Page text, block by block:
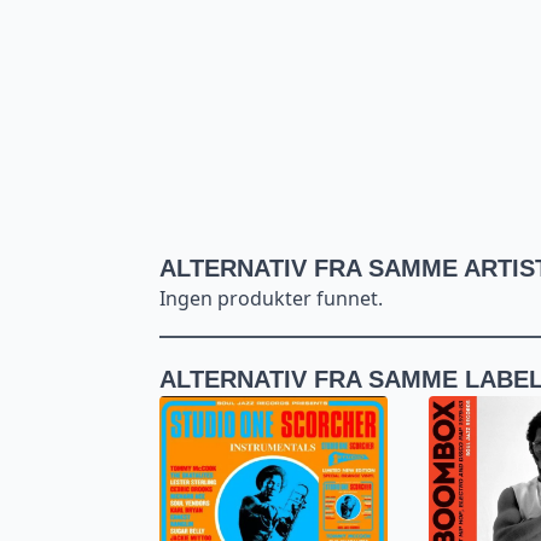
ALTERNATIV FRA SAMME
Ingen produkter funnet.
ALTERNATIV FRA SAMME